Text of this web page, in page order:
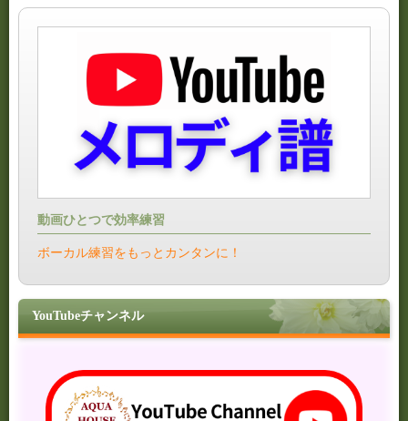
動画ひとつで効率練習
ボーカル練習をもっとカンタンに！
YouTubeチャンネル